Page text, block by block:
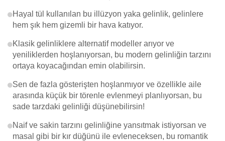
Hayal tül kullanılan bu illüzyon yaka gelinlik, gelinlere
hem şık hem gizemli bir hava katıyor.
Klasik gelinliklere alternatif modeller arıyor ve
yeniliklerden hoşlanıyorsan, bu modern gelinliğin tarzını
ortaya koyacağından emin olabilirsin.
Sen de fazla gösterişten hoşlanmıyor ve özellikle aile
arasında küçük bir törenle evlenmeyi planlıyorsan, bu
sade tarzdaki gelinliği düşünebilirsin!
Naif ve sakin tarzını gelinliğine yansıtmak istiyorsan ve
masal gibi bir kır düğünü ile evleneceksen, bu romantik